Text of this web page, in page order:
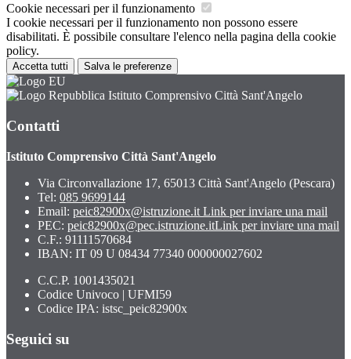
Cookie necessari per il funzionamento
I cookie necessari per il funzionamento non possono essere
disabilitati. È possibile consultare l'elenco nella pagina della cookie
policy.
Accetta tutti Salva le preferenze
Istituto Comprensivo Città Sant'Angelo
Contatti
Istituto Comprensivo Città Sant'Angelo
Via Circonvallazione 17, 65013 Città Sant'Angelo (Pescara)
Tel: 085 9699144
Email: peic82900x@istruzione.it Link per inviare una mail
PEC: peic82900x@pec.istruzione.itLink per inviare una mail
C.F.: 91111570684
IBAN: IT 09 U 08434 77340 000000027602
C.C.P. 1001435021
Codice Univoco | UFMI59
Codice IPA: istsc_peic82900x
Seguici su